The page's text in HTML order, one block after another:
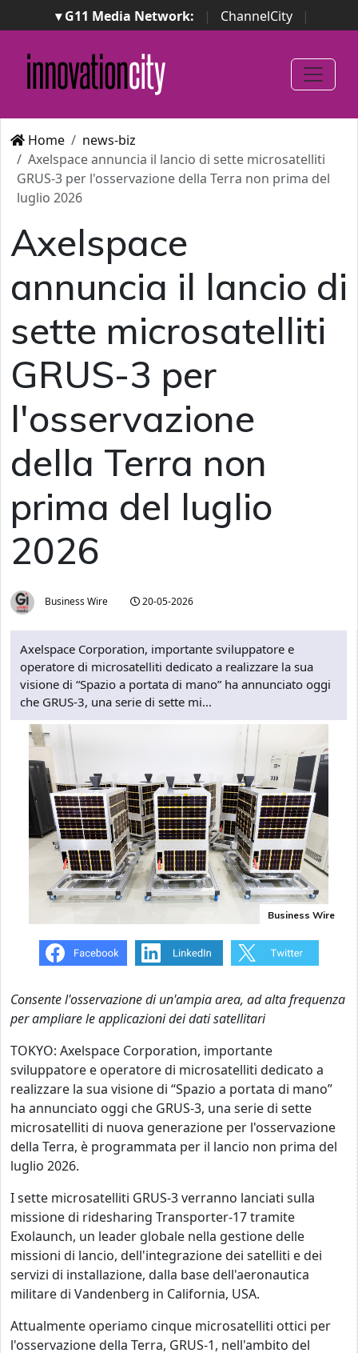
▾ G11 Media Network: | ChannelCity
|
ImpresaCity | SecurityOpenLab | Italian Channel
Awards
Italian Project Awards
Italian Security
Awards
Home
news-biz
Axelspace annuncia il lancio di sette microsatelliti
GRUS-3 per l'osservazione della Terra non prima del
luglio 2026
Axelspace
annuncia il lancio di
sette microsatelliti
GRUS-3 per
l'osservazione
della Terra non
prima del luglio
2026
Business Wire 20-05-2026
Axelspace Corporation, importante sviluppatore e
operatore di microsatelliti dedicato a realizzare la sua
visione di “Spazio a portata di mano” ha annunciato oggi
che GRUS-3, una serie di sette mi...
Business Wire
Consente l'osservazione di un'ampia area, ad alta frequenza
per ampliare le applicazioni dei dati satellitari
TOKYO: Axelspace Corporation, importante
sviluppatore e operatore di microsatelliti dedicato a
realizzare la sua visione di “Spazio a portata di mano”
ha annunciato oggi che GRUS-3, una serie di sette
microsatelliti di nuova generazione per l'osservazione
della Terra, è programmata per il lancio non prima del
luglio 2026.
I sette microsatelliti GRUS-3 verranno lanciati sulla
missione di ridesharing Transporter-17 tramite
Exolaunch, un leader globale nella gestione delle
missioni di lancio, dell'integrazione dei satelliti e dei
servizi di installazione, dalla base dell'aeronautica
militare di Vandenberg in California, USA.
Attualmente operiamo cinque microsatelliti ottici per
l'osservazione della Terra, GRUS-1, nell'ambito del